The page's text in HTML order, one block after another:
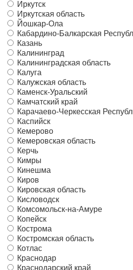
Иркутск
Иркутская область
Йошкар-Ола
Кабардино-Балкарская
Казань
Калининград
Калининградская область
Калуга
Калужская область
Каменск-Уральский
Камчатский край
Карачаево-Черкесская
Каспийск
Кемерово
Кемеровская область
Керчь
Кимры
Кинешма
Киров
Кировская область
Кисловодск
Комсомольск-на-Амуре
Копейск
Кострома
Костромская область
Котлас
Краснодар
Краснодарский край